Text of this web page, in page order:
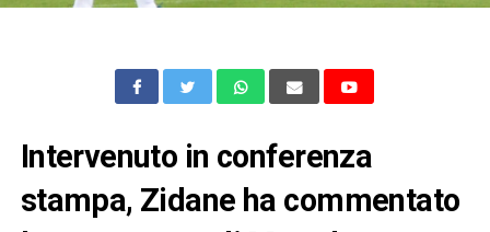
Intervenuto in conferenza
stampa, Zidane ha commentato